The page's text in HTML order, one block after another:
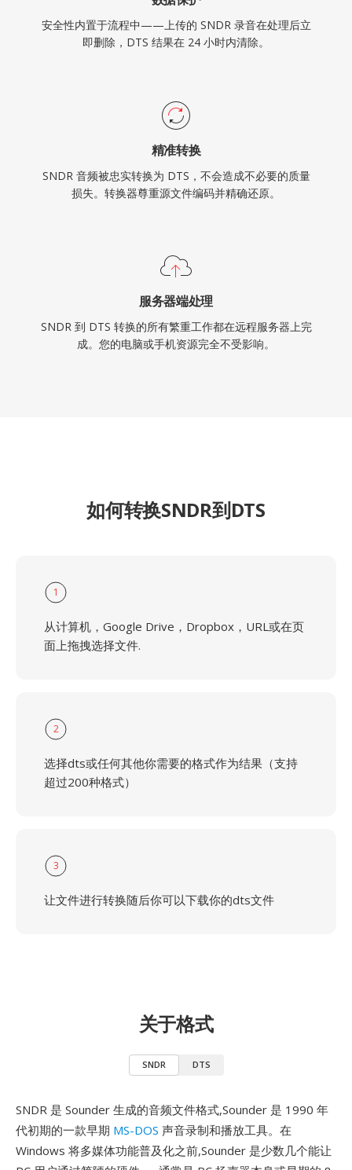
安全性内置于流程中——上传的 SNDR 录音在处理后立
即删除，DTS 结果在 24 小时内清除。
精准转换
SNDR 音频被忠实转换为 DTS，不会造成不必要的质量
损失。转换器尊重源文件编码并精确还原。
服务器端处理
SNDR 到 DTS 转换的所有繁重工作都在远程服务器上完
成。您的电脑或手机资源完全不受影响。
如何转换SNDR到DTS
1
从计算机，Google Drive，Dropbox，URL或在页
面上拖拽选择文件.
2
选择dts或任何其他你需要的格式作为结果（支持
超过200种格式）
3
让文件进行转换随后你可以下载你的dts文件
关于格式
SNDR DTS
SNDR 是 Sounder 生成的音频文件格式,Sounder 是 1990 年
代初期的一款早期 MS-DOS 声音录制和播放工具。在
Windows 将多媒体功能普及化之前,Sounder 是少数几个能让